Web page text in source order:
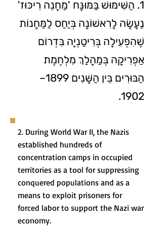
1. הַשִּׁימּוּשׁ בַּמּוּנָּח 'מַחֲנֵה רִיכּוּז'
נַעֲשָׂה לָרִאשׁוֹנָה בְּיַחַס לַמַּחֲנוֹת
שֶׁהִפְעִילָה בְּרִיטַנְיָה בִּדְרוֹם
אַפְרִיקָה בְּמַהֲלַךְ מִלְחֶמֶת
הַבּוּרִים בֵּין הַשָּׁנִים 1899–
1902.
2. During World War II, the Nazis
established hundreds of
concentration camps in occupied
territories as a tool for suppressing
conquered populations and as a
means to exploit prisoners for
forced labor to support the Nazi war
economy.